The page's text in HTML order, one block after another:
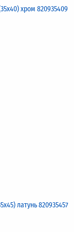
хром 820935409
латунь 820935457